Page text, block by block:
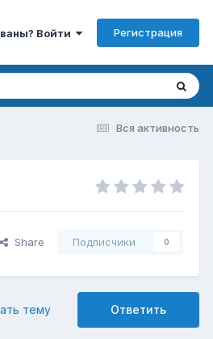
Войти Регистрация
Вся активность
Share Подписчики 0
Ответить
тему